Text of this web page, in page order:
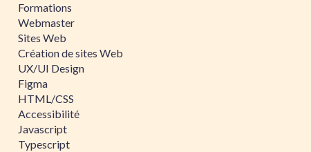
Formations
Webmaster
Sites Web
Création de sites Web
UX/UI Design
Figma
HTML/CSS
Accessibilité
Javascript
Typescript